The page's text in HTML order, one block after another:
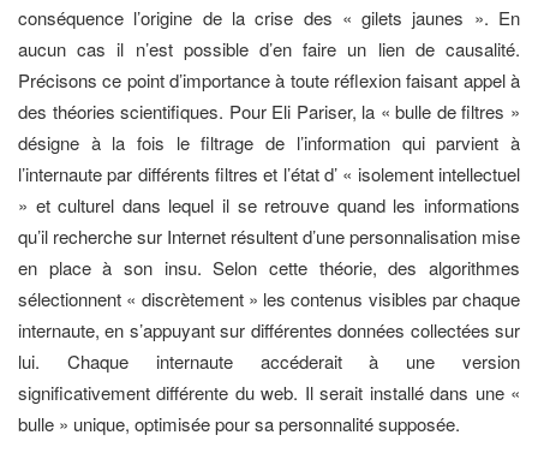
conséquence l’origine de la crise des « gilets jaunes ». En
aucun cas il n’est possible d’en faire un lien de causalité.
Précisons ce point d’importance à toute réflexion faisant appel à
des théories scientifiques. Pour Eli Pariser, la « bulle de filtres »
désigne à la fois le filtrage de l’information qui parvient à
l’internaute par différents filtres et l’état d’ « isolement intellectuel
» et culturel dans lequel il se retrouve quand les informations
qu’il recherche sur Internet résultent d’une personnalisation mise
en place à son insu. Selon cette théorie, des algorithmes
sélectionnent « discrètement » les contenus visibles par chaque
internaute, en s’appuyant sur différentes données collectées sur
lui. Chaque internaute accéderait à une version
significativement différente du web. Il serait installé dans une «
bulle » unique, optimisée pour sa personnalité supposée.